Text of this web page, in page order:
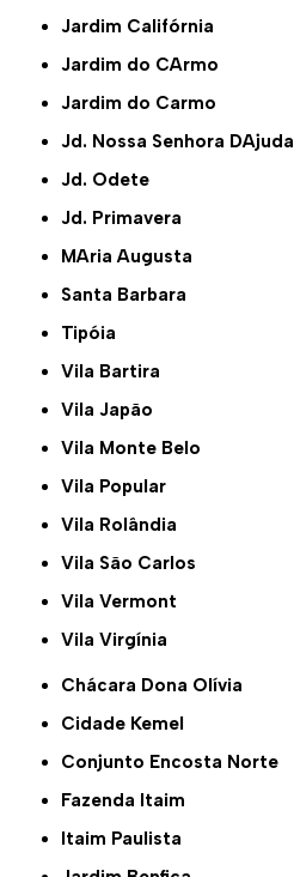
Jardim Califórnia
Jardim do CArmo
Jardim do Carmo
Jd. Nossa Senhora DAjuda
Jd. Odete
Jd. Primavera
MAria Augusta
Santa Barbara
Tipóia
Vila Bartira
Vila Japão
Vila Monte Belo
Vila Popular
Vila Rolândia
Vila São Carlos
Vila Vermont
Vila Virgínia
Chácara Dona Olívia
Cidade Kemel
Conjunto Encosta Norte
Fazenda Itaim
Itaim Paulista